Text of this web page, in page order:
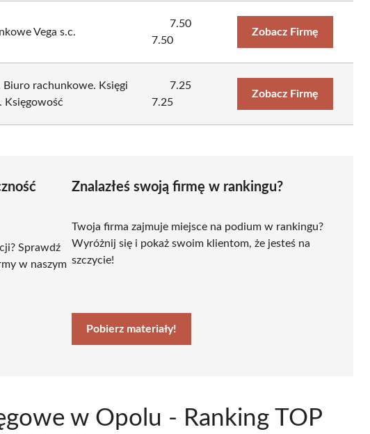
Vega s.c.
7.50
7.50
Zobacz Firmę
rachunkowe. Księgi
Księgowość
7.25
7.25
Zobacz Firmę
Sprawdź
w naszym
Znalazłeś swoją firmę w rankingu?
Twoja firma zajmuje miejsce na podium w rankingu?
Wyróżnij się i pokaż swoim klientom, że jesteś na
szczycie!
Pobierz materiały!
w Opolu - Ranking TOP